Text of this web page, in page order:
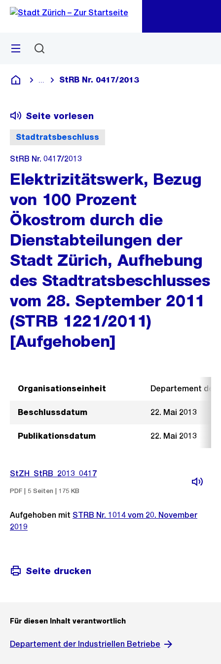
Navigation
Sprunglink
Menü
Deutsch
Blende alle Breadcrumbs ein
StRB Nr. 0417/2013
Stadtratsbeschluss
Seite vorlesen
StRB Nr. 0417/2013
Elektrizitätswerk, Bezug
von 100 Prozent
Ökostrom durch die
Dienstabteilungen der
Stadt Zürich, Aufhebung
des Stadtratsbeschlusses
vom 28. September 2011
(STRB 1221/2011)
[Aufgehoben]
Organisationseinheit Departement der
Beschlussdatum 22. Mai 2013
Publikationsdatum 22. Mai 2013
StZH_StRB_2013_0417
PDF | 5 Seiten | 175 KB
Aufgehoben mit STRB Nr. 1014 vom 20. November
2019
Seite drucken
Für diesen Inhalt verantwortlich
Departement der Industriellen Betriebe